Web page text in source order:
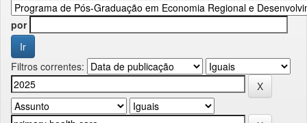
por
Filtros correntes: